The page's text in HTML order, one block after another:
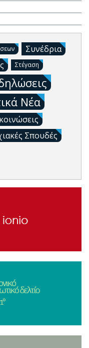
Συνέδρια
Στέγαση
Νέα
Σπουδές